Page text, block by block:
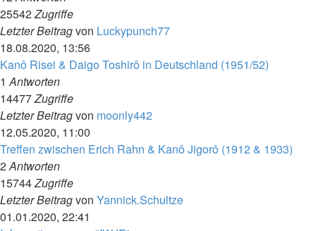
25542Zugriffe
Letzter Beitragvon Luckypunch77
18.08.2020, 13:56
Kanô Risei & Daigo Toshirô in Deutschland (1951/52)
1Antworten
14477Zugriffe
Letzter Beitragvon moonly442
12.05.2020, 11:00
Treffen zwischen Erich Rahn & Kanô Jigorô (1912 & 1933)
2Antworten
15744Zugriffe
Letzter Beitragvon Yannick.Schultze
01.01.2020, 22:41